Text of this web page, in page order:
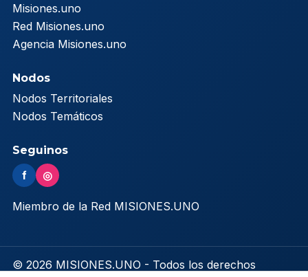
Misiones.uno
Red Misiones.uno
Agencia Misiones.uno
Nodos
Nodos Territoriales
Nodos Temáticos
Seguinos
f ◎
Miembro de la Red MISIONES.UNO
© 2026 MISIONES.UNO - Todos los derechos